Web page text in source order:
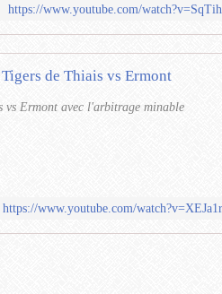
https://www.youtube.com/
Tigers de Thiais vs Ermont
vs Ermont avec l'arbitrage minable
https://www.youtube.com/